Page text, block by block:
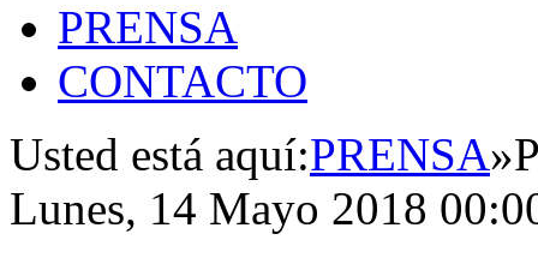
PRENSA
CONTACTO
Usted está aquí:PRENSA»
Lunes, 14 Mayo 2018